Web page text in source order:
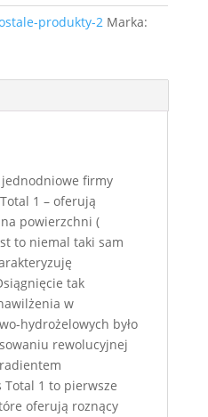
produkty-2 Marka:
firmy
1 – oferują
powierzchni (
to niemal taki sam
tak
w
hydrożelowych było
rewolucyjnej
1 to pierwsze
oferują roznący